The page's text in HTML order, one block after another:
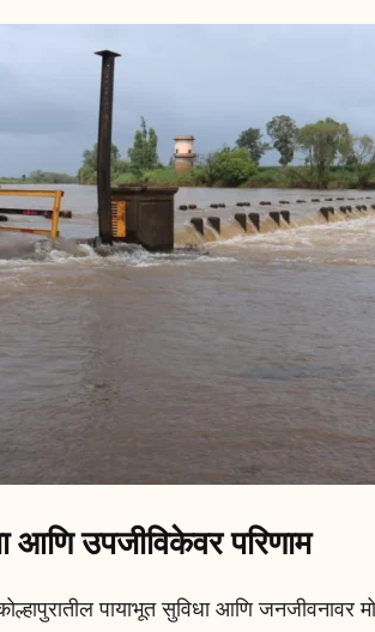
आणि उपजीविकेवर परिणाम
पायाभूत सुविधा आणि जनजीवनावर